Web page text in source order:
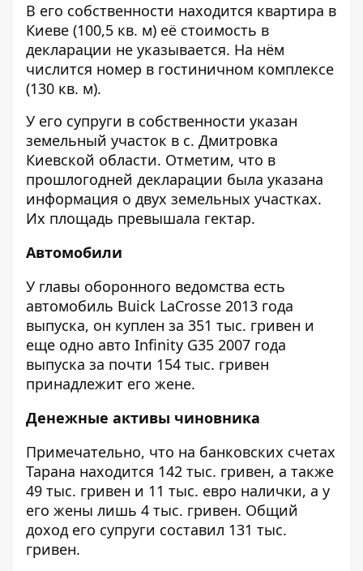
В его собственности находится квартира в
Киеве (100,5 кв. м) её стоимость в
декларации не указывается. На нём
числится номер в гостиничном комплексе
(130 кв. м).
У его супруги в собственности указан
земельный участок в с. Дмитровка
Киевской области. Отметим, что в
прошлогодней декларации была указана
информация о двух земельных участках.
Их площадь превышала гектар.
Автомобили
У главы оборонного ведомства есть
автомобиль Buick LaCrosse 2013 года
выпуска, он куплен за 351 тыс. гривен и
еще одно авто Infinity G35 2007 года
выпуска за почти 154 тыс. гривен
принадлежит его жене.
Денежные активы чиновника
Примечательно, что на банковских счетах
Тарана находится 142 тыс. гривен, а также
49 тыс. гривен и 11 тыс. евро налички, а у
его жены лишь 4 тыс. гривен. Общий
доход его супруги составил 131 тыс.
гривен.